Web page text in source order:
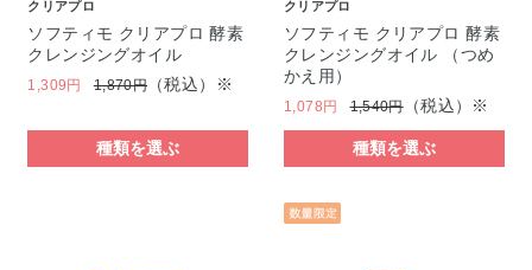
クリアプロ
ソフティモ クリアプロ 酵素
クレンジングオイル
1,309円 1,870円 （税込）※
種類を選ぶ
クリアプロ
ソフティモ クリアプロ 酵素
クレンジングオイル （つめ
かえ用）
1,078円 1,540円（税込）※
種類を選ぶ